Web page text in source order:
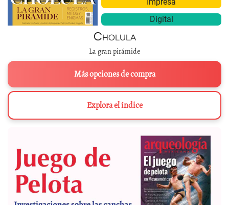
Digital
Cholula
La gran pirámide
Más opciones de compra
Explora el índice